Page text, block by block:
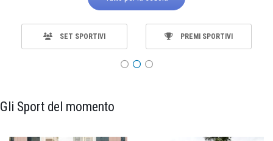
SET SPORTIVI PREMI SPORTIVI
Gli Sport del momento